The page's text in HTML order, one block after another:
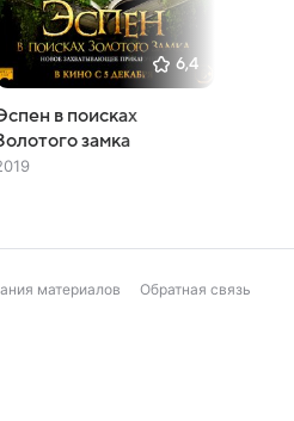
6,4
в поисках
замка
материалов Обратная связь